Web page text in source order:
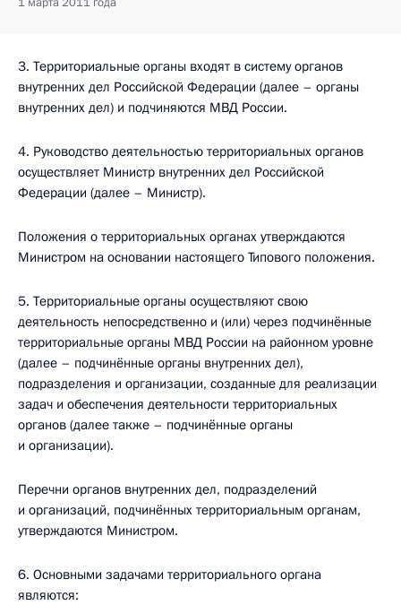
3. Территориальные органы входят в систему органов
внутренних дел Российской Федерации (далее – органы
внутренних дел) и подчиняются МВД России.
4. Руководство деятельностью территориальных органов
осуществляет Министр внутренних дел Российской
Федерации (далее – Министр).
Положения о территориальных органах утверждаются
Министром на основании настоящего Типового положения.
5. Территориальные органы осуществляют свою
деятельность непосредственно и (или) через подчинённые
территориальные органы МВД России на районном уровне
(далее – подчинённые органы внутренних дел),
подразделения и организации, созданные для реализации
задач и обеспечения деятельности территориальных
органов (далее также – подчинённые органы
и организации).
Перечни органов внутренних дел, подразделений
и организаций, подчинённых территориальным органам,
утверждаются Министром.
6. Основными задачами территориального органа
являются: